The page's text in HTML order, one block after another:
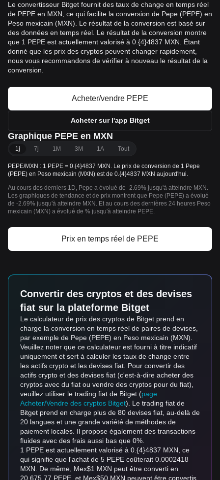
Le convertisseur Bitget fournit des taux de change en temps réel
de PEPE en MXN, ce qui facilite la conversion de Pepe (PEPE) en
Peso mexicain (MXN). Le résultat de la conversion est basé sur
des données en temps réel. Le résultat de la conversion montre
que 1 PEPE est actuellement valorisé à 0.{4}4837 MXN. Étant
donné que les prix des cryptos peuvent changer rapidement,
nous vous recommandons de vérifier à nouveau le résultat de la
conversion.
Acheter/vendre PEPE
Acheter sur l'app Bitget
Graphique PEPE en MXN
1j 7j 1M 3M 1A Tout
PEPE/MXN : 1 PEPE = 0.{4}4837 MXN. Le prix de conversion de 1 Pepe
(PEPE) en Peso mexicain (MXN) est de 0.{4}4837 MXN aujourd'hui.
Au cours des derniers 1D, Pepe a évolué de -2.69% jusqu'à atteindre MXN.
Les graphiques de tendance et de prix montrent que Pepe (PEPE) a évolué
de -2.69% jusqu'à atteindre MXN. Et au cours des dernières 24 heures Peso
mexicain (MXN) a évolué de % jusqu'à atteindre PEPE.
Prix en temps réel de PEPE
Convertir des cryptos et des devises
fiat sur la plateforme Bitget
Le calculateur de prix des cryptos de Bitget prend en
charge la conversion en temps réel de paires de devises,
par exemple de Pepe (PEPE) en Peso mexicain (MXN).
Veuillez noter que ce calculateur est fourni à titre indicatif
uniquement et sert à calculer les taux de change entre
les actifs crypto et les devises fiat. Pour convertir des
actifs crypto et des devises fiat (c'est-à-dire acheter des
cryptos avec du fiat ou vendre des cryptos pour du fiat),
veuillez utiliser le trading fiat de Bitget (page
Acheter/Vendre des cryptos Bitget). Le trading fiat de
Bitget prend en charge plus de 80 devises fiat, au-delà de
20 langues et une grande variété de méthodes de
paiement locales. Il propose également des transactions
fluides avec des frais aussi bas que 0%.
1 PEPE est actuellement valorisé à 0.{4}4837 MXN, ce
qui signifie que l'achat de 5 PEPE coûterait 0.0002418
MXN. De même, Mex$1 MXN peut être converti en
20,675.77 PEPE, et Mex$50 MXN peuvent être convertis